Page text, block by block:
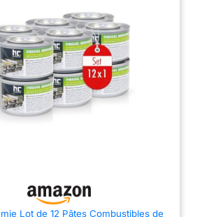
Lot de 12 Pâtes Combustibles de